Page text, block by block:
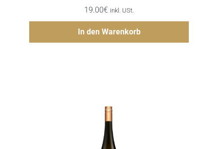
19.00€ inkl. USt.
In den Warenkorb
Hinzufügen